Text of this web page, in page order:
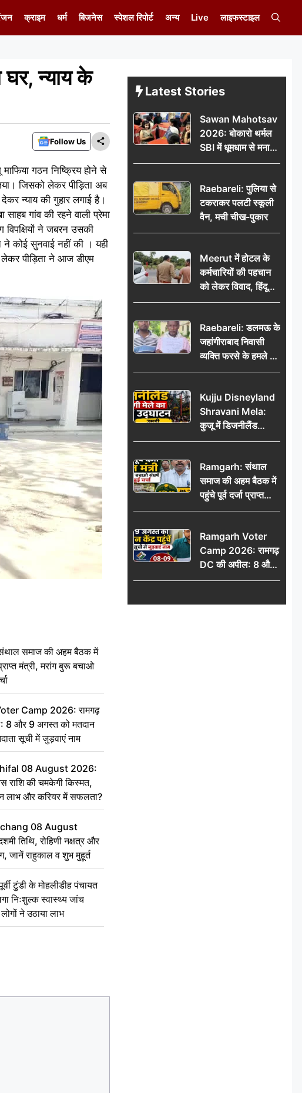
क्राइम धर्म बिजनेस स्पेशल रिपोर्ट अन्य Live लाइफस्टाइल
घर, न्याय के
Follow Us
गठन निष्क्रिय होने से
जिसको लेकर पीड़िता अब
न्याय की गुहार लगाई है।
गांव की रहने वाली प्रेमा
विपक्षियों ने जबरन उसकी
कोई सुनवाई नहीं की । यही
पीड़िता ने आज डीएम
समाज की अहम बैठक में
मंत्री, मरांग बुरू बचाओ
Camp 2026: रामगढ़
8 और 9 अगस्त को मतदान
सूची में जुड़वाएं नाम
08 August 2026:
राशि की चमकेगी किस्मत,
लाभ और करियर में सफलता?
08 August
तिथि, रोहिणी नक्षत्र और
जानें राहुकाल व शुभ मुहूर्त
टुंडी के मोहलीडीह पंचायत
निःशुल्क स्वास्थ्य जांच
ने उठाया लाभ
Latest Stories
Sawan Mahotsav
2026: बोकारो थर्मल
SBI में धूमधाम से मना
सावन महोत्सव
Raebareli: पुलिया से
टकराकर पलटी स्कूली
वैन, मची चीख-पुकार
Meerut में होटल के
कर्मचारियों की पहचान
को लेकर विवाद, हिंदू
सुरक्षा संगठन ने उठाए
की मांग
Raebareli: डलमऊ के
जहांगीराबाद निवासी
व्यक्ति फरसे के हमले में
घायल थाने में शिकायत
हजार’, रकम न देने पर
कार्रवाई ठंडी!
Kujju Disneyland
Shravani Mela:
कुजू में डिजनीलैंड
श्रावणी मेले का भव्य
की भीड़
Ramgarh: संथाल
समाज की अहम बैठक में
पहुंचे पूर्व दर्जा प्राप्त
मंत्री, मरांग बुरू बचाओ
Ramgarh Voter
Camp 2026: रामगढ़
DC की अपील: 8 और
9 अगस्त को मतदान
में जुड़वाएं नाम